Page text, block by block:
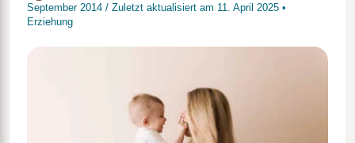
September 2014 / Zuletzt aktualisiert am 11. April 2025•
Erziehung